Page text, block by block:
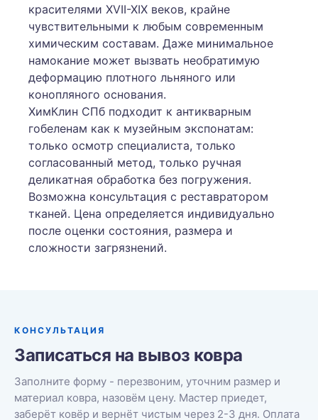
красителями XVII-XIX веков, крайне
чувствительными к любым современным
химическим составам. Даже минимальное
намокание может вызвать необратимую
деформацию плотного льняного или
конопляного основания.
ХимКлин СПб подходит к антикварным
гобеленам как к музейным экспонатам:
только осмотр специалиста, только
согласованный метод, только ручная
деликатная обработка без погружения.
Возможна консультация с реставратором
тканей. Цена определяется индивидуально
после оценки состояния, размера и
сложности загрязнений.
КОНСУЛЬТАЦИЯ
Записаться на вывоз ковра
Заполните форму - перезвоним, уточним размер и
материал ковра, назовём цену. Мастер приедет,
заберёт ковёр и вернёт чистым через 2-3 дня. Оплата